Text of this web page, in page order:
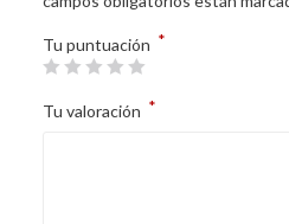
Tu puntuación *
Tu valoración *